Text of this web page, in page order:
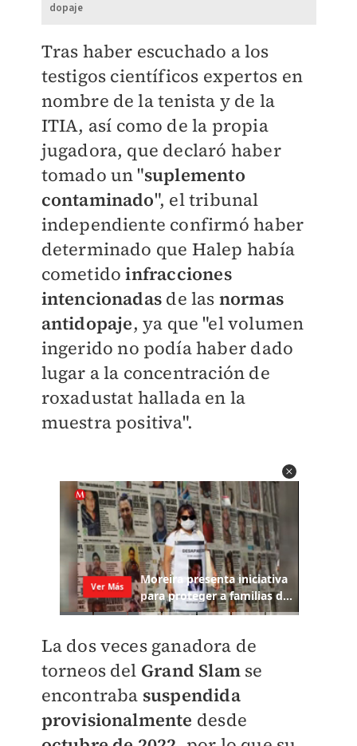
dopaje
Tras haber escuchado a los
testigos científicos expertos en
nombre de la tenista y de la
ITIA, así como de la propia
jugadora, que declaró haber
tomado un "suplemento
contaminado", el tribunal
independiente confirmó haber
determinado que Halep había
cometidoinfracciones
intencionadas de las normas
antidopaje, ya que "el volumen
ingerido no podía haber dado
lugar a la concentración de
roxadustat hallada en la
muestra positiva".
La dos veces ganadora de
torneos del Grand Slamse
encontraba suspendida
provisionalmente desde